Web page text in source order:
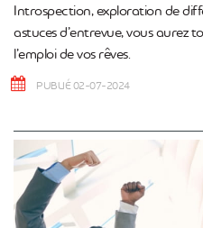
Introspection, exploration de
astuces d’entrevue, vous aurez
l’emploi de vos rêves.
PUBLIÉ 02-07-2024